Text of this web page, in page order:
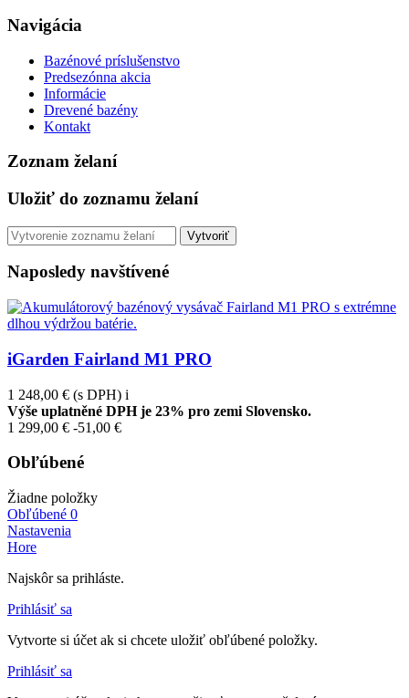
Navigácia
Bazénové príslušenstvo
Predsezónna akcia
Informácie
Drevené bazény
Kontakt
Zoznam želaní
Uložiť do zoznamu želaní
Vytvoriť
Naposledy navštívené
iGarden Fairland M1 PRO
1 248,00 € (s DPH) i
Výše uplatněné DPH je 23% pro zemi Slovensko.
1 299,00 € -51,00 €
Obľúbené
Žiadne položky
Obľúbené 0
Nastavenia
Hore
Najskôr sa prihláste.
Prihlásiť sa
Vytvorte si účet ak si chcete uložiť obľúbené položky.
Prihlásiť sa